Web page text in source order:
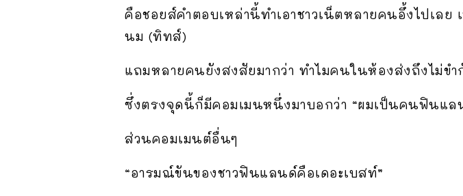
คือชอยส์คำตอบเหล่านี้ทำเอาชาวเน็ตหลายคนอึ้งไปเล
นม (ทิทส์)
แถมหลายคนยังสงสัยมากว่า ทำไมคนในห้องส่งถึงไม่ขำ
ซึ่งตรงจุดนี้ก็มีคอมเมนหนึ่งมาบอกว่า “ผมเป็นคนฟินแ
ส่วนคอมเมนต์อื่นๆ
“อารมณ์ขันของชาวฟินแลนด์คือเดอะเบสท์”